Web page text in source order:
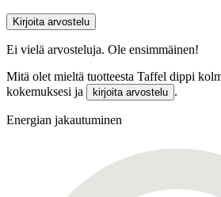
Kirjoita arvostelu
Ei vielä arvosteluja. Ole ensimmäinen!
Mitä olet mieltä tuotteesta Taffel dippi
kokemuksesi ja
kirjoita arvostelu .
Energian jakautuminen